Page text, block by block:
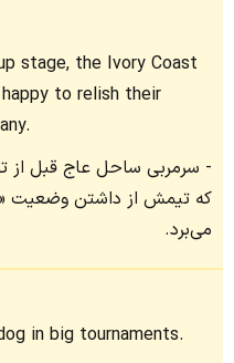
stage, the Ivory Coast
to relish their
سرمربی ساحل عاج قبل از
که تیمش از داشتن وضعیت
می‌برد.
in big tournaments.